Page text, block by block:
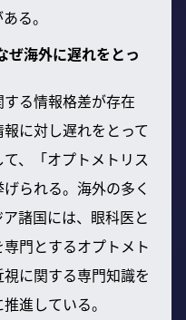
る。
ぜ海外に遅れをとっ
る情報格差が存在
に対し遅れをとって
、「オプトメトリス
られる。海外の多く
諸国には、眼科医と
門とするオプトメト
に関する専門知識を
進している。